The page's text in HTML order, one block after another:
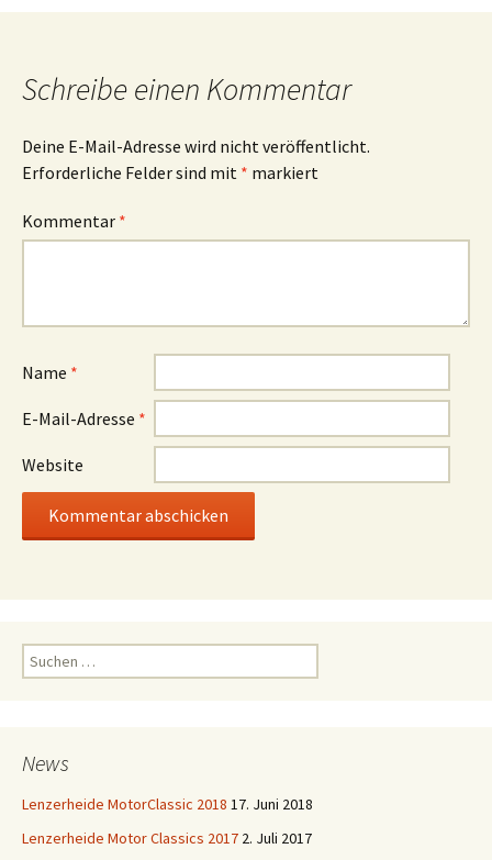
Schreibe einen Kommentar
Deine E-Mail-Adresse wird nicht veröffentlicht.
Erforderliche Felder sind mit * markiert
Kommentar *
Name *
E-Mail-Adresse *
Website
Suchen
nach:
News
Lenzerheide MotorClassic 2018 17. Juni 2018
Lenzerheide Motor Classics 2017 2. Juli 2017